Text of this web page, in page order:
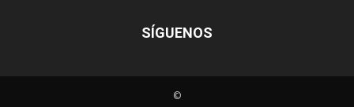
SÍGUENOS
©